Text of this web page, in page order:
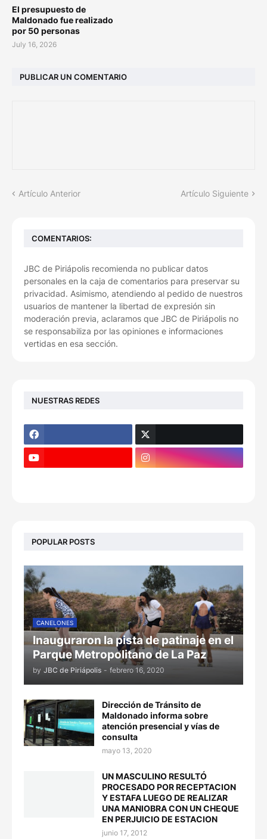
El presupuesto de
Maldonado fue realizado
por 50 personas
July 16, 2026
PUBLICAR UN COMENTARIO
Artículo Anterior Artículo Siguiente
COMENTARIOS:
JBC de Piriápolis recomienda no publicar datos
personales en la caja de comentarios para preservar su
privacidad. Asimismo, atendiendo al pedido de nuestros
usuarios de mantener la libertad de expresión sin
moderación previa, aclaramos que JBC de Piriápolis no
se responsabiliza por las opiniones e informaciones
vertidas en esa sección.
NUESTRAS REDES
POPULAR POSTS
CANELONES
Inauguraron la pista de patinaje en el
Parque Metropolitano de La Paz
by JBC de Piriápolis - febrero 16, 2020
Dirección de Tránsito de
Maldonado informa sobre
atención presencial y vías de
consulta
mayo 13, 2020
UN MASCULINO RESULTÓ
PROCESADO POR RECEPTACION
Y ESTAFA LUEGO DE REALIZAR
UNA MANIOBRA CON UN CHEQUE
EN PERJUICIO DE ESTACION
junio 17, 2012